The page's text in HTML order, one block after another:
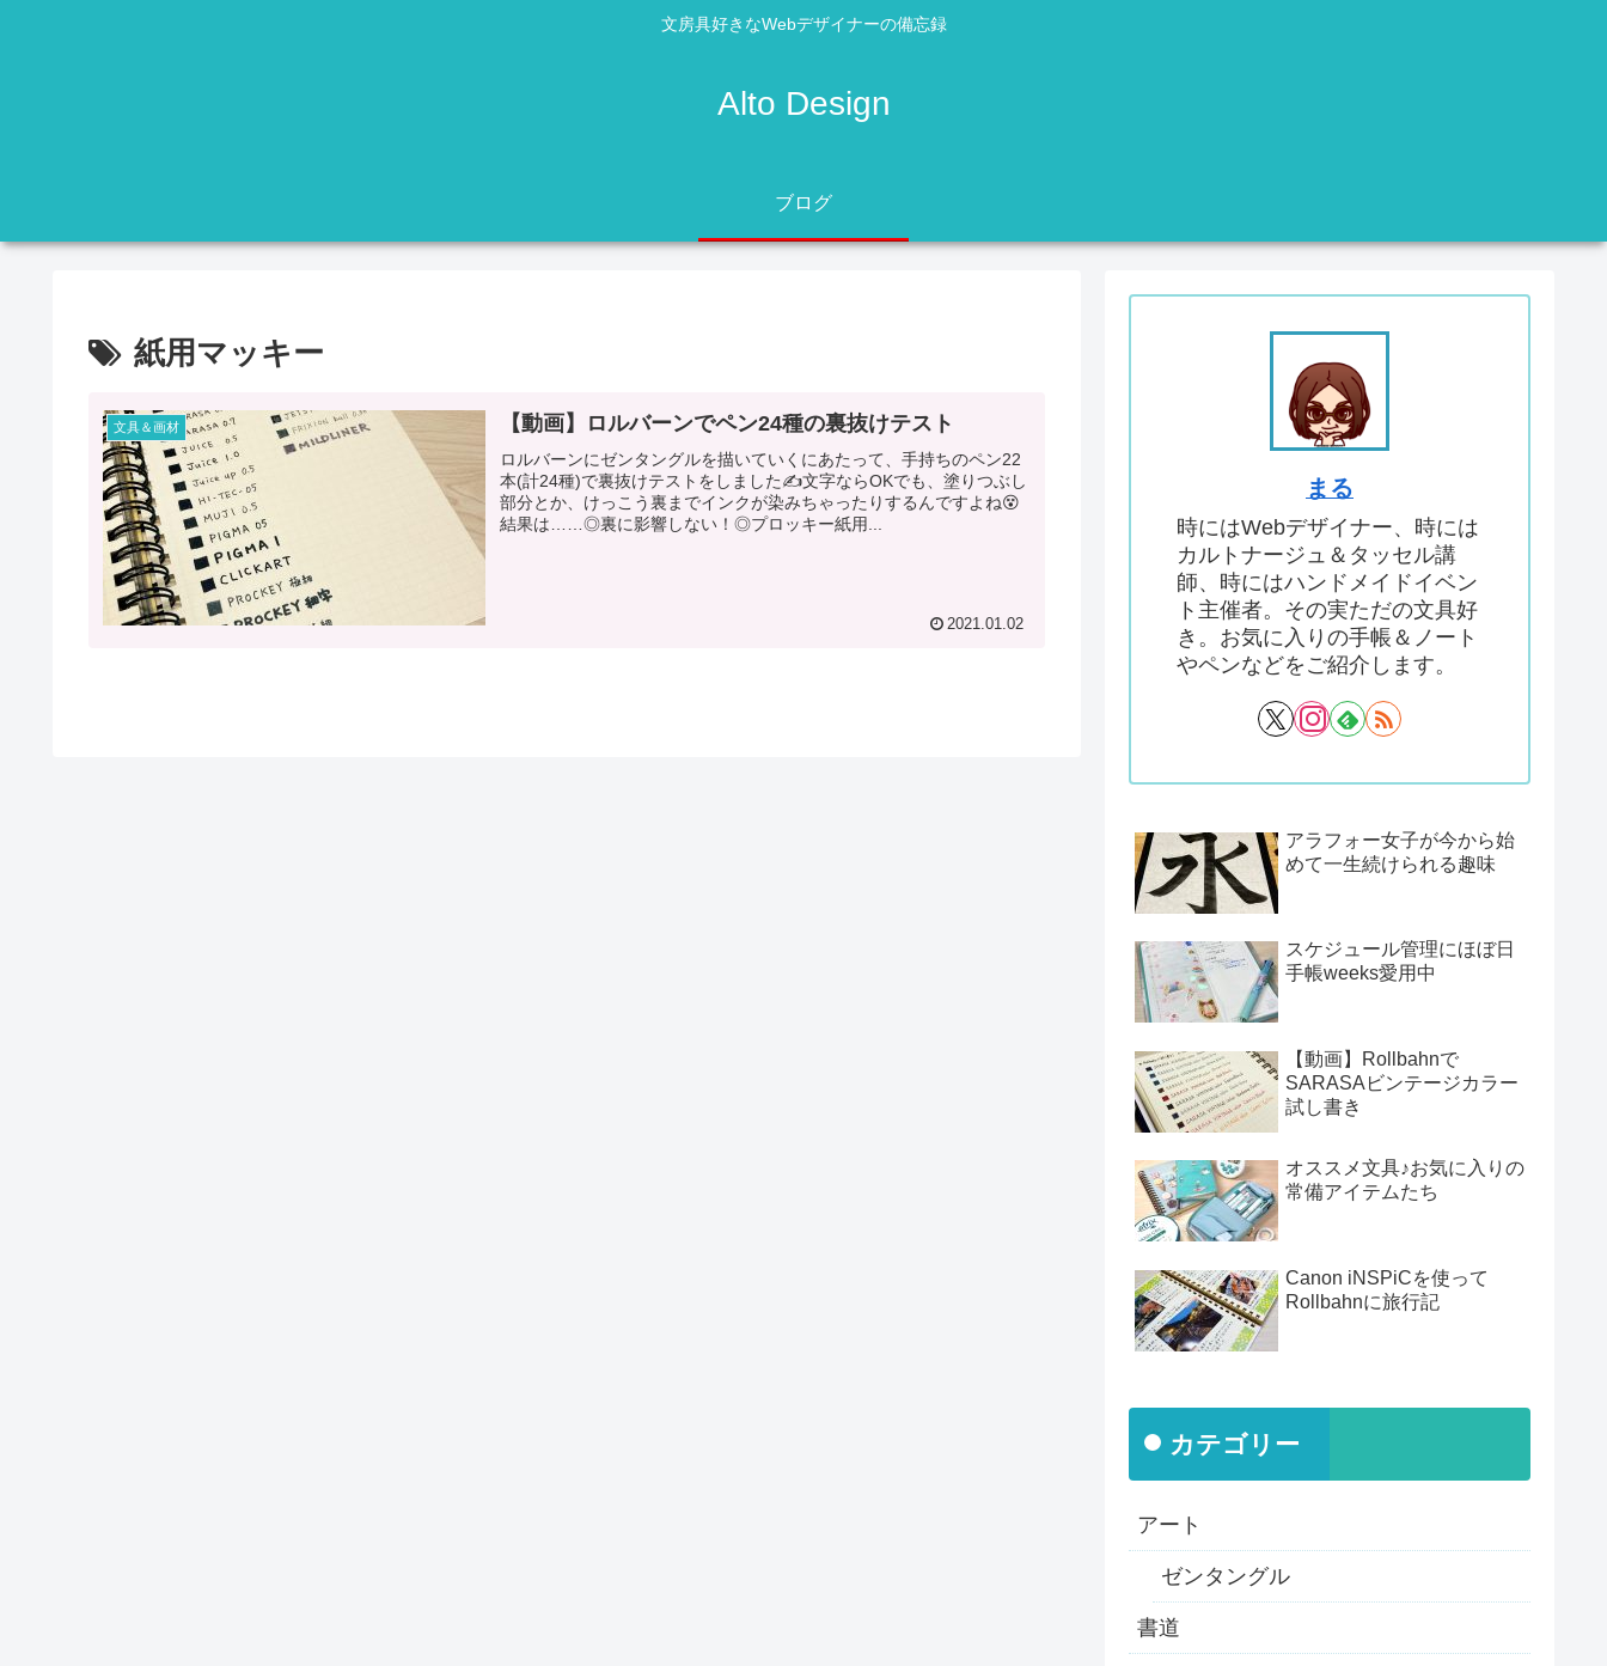
文房具好きなWebデザイナーの備忘録
Alto Design
ブログ
紙用マッキー
文具＆画材 【動画】ロルバーンでペン24種の裏抜けテスト
ロルバーンにゼンタングルを描いていくにあたって、手持ちのペン22
本(計24種)で裏抜けテストをしました✍️文字ならOKでも、塗りつぶし
部分とか、けっこう裏までインクが染みちゃったりするんですよね😵
結果は……◎裏に影響しない！◎プロッキー紙用...
2021.01.02
まる
時にはWebデザイナー、時には
カルトナージュ＆タッセル講
師、時にはハンドメイドイベン
ト主催者。その実ただの文具好
き。お気に入りの手帳＆ノート
やペンなどをご紹介します。
アラフォー女子が今から始
めて一生続けられる趣味
スケジュール管理にほぼ日
手帳weeks愛用中
【動画】Rollbahnで
SARASAビンテージカラー
試し書き
オススメ文具♪お気に入りの
常備アイテムたち
Canon iNSPiCを使って
Rollbahnに旅行記
カテゴリー
アート
ゼンタングル
書道